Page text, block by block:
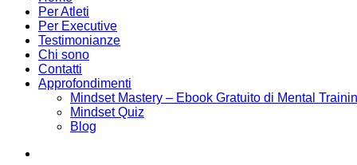
Per Atleti
Per Executive
Testimonianze
Chi sono
Contatti
Approfondimenti
Mindset Mastery – Ebook Gratuito di Mental
Mindset Quiz
Blog